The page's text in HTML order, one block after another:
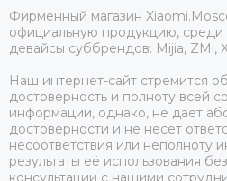
Фирменный магазин
официальную продукцию, среди
девайсы суббрендов: Mijia, ZMi,
Наш интернет-сайт стремится
достоверность и полноту всей
информации, однако, не дает
достоверности и не несет
несоответствия или неполноту
результаты её использования
консультации с нашими